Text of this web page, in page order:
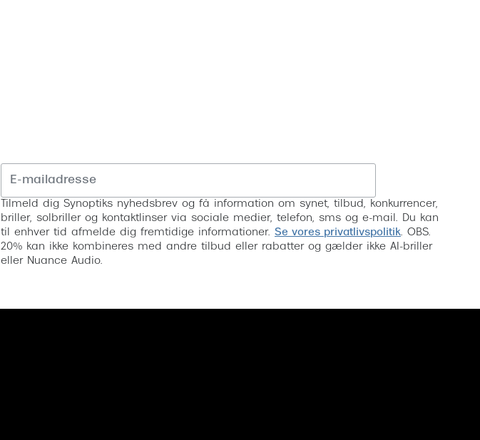
Tilmeld dig Synoptiks nyhedsbrev og få information om synet, tilbud, konkurrencer,
briller, solbriller og kontaktlinser via sociale medier, telefon, sms og e-mail. Du kan
til enhver tid afmelde dig fremtidige informationer. Se vores privatlivspolitik. OBS.
20% kan ikke kombineres med andre tilbud eller rabatter og gælder ikke AI-briller
eller Nuance Audio.